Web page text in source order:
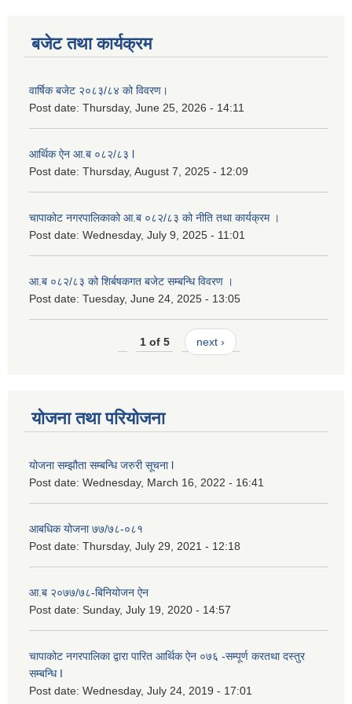
बजेट तथा कार्यक्रम
वार्षिक बजेट २०८३/८४ को विवरण।
Post date: Thursday, June 25, 2026 - 14:11
आर्थिक ऐन आ.ब ०८२/८३ l
Post date: Thursday, August 7, 2025 - 12:09
चापाकोट नगरपालिकाको आ.ब ०८२/८३ को नीति तथा कार्यक्रम ।
Post date: Wednesday, July 9, 2025 - 11:01
आ.ब ०८२/८३ को शिर्बषकगत बजेट सम्बन्धि विवरण ।
Post date: Tuesday, June 24, 2025 - 13:05
1 of 5 next ›
योजना तथा परियोजना
योजना सम्झौता सम्बन्धि जरुरी सूचना l
Post date: Wednesday, March 16, 2022 - 16:41
आबधिक योजना ७७/७८-०८१
Post date: Thursday, July 29, 2021 - 12:18
आ.ब २०७७/७८-बिनियोजन ऐन
Post date: Sunday, July 19, 2020 - 14:57
चापाकोट नगरपालिका द्वारा पारित आर्थिक ऐन ०७६ -सम्पूर्ण करतथा दस्तुर
सम्बन्धि I
Post date: Wednesday, July 24, 2019 - 17:01